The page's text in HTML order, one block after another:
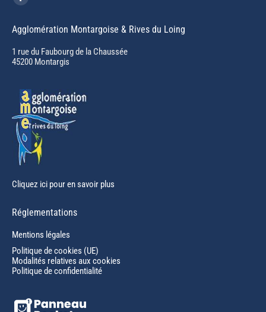
Facebook
opens
in
new
Agglomération Montargoise & Rives du Loing
1 rue du Faubourg de la Chaussée
45200 Montargis
Cliquez ici pour en savoir plus
Réglementations
Mentions légales
Politique de cookies (UE)
Modalités relatives aux cookies
Politique de confidentialité